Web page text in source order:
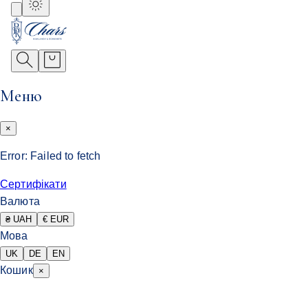
Меню
×
Error: Failed to fetch
Сертифікати
Валюта
₴ UAH € EUR
Мова
UK DE EN
Кошик ×